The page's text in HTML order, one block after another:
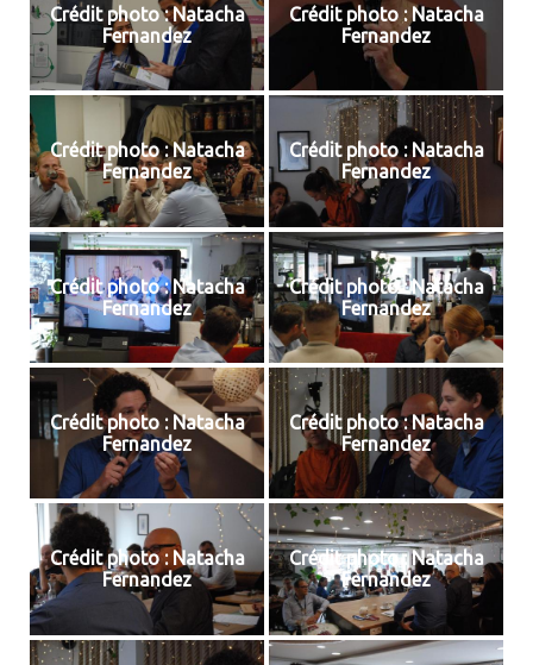
Crédit photo : Natacha
Fernandez
Crédit photo : Natacha
Fernandez
Crédit photo : Natacha
Fernandez
Crédit photo : Natacha
Fernandez
Crédit photo : Natacha
Fernandez
Crédit photo : Natacha
Fernandez
Crédit photo : Natacha
Fernandez
Crédit photo : Natacha
Fernandez
Crédit photo : Natacha
Fernandez
Crédit photo : Natacha
Fernandez